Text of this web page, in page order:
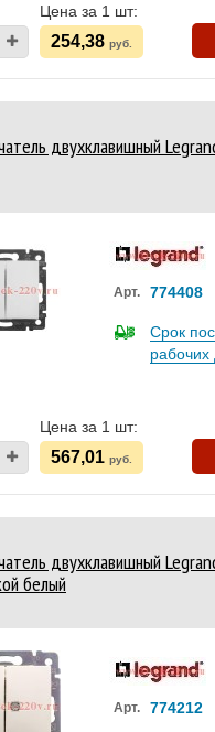
Цена за 1 шт:
254,38 руб.
двухклавишный
Арт. 774408
Срок
рабочих
Цена за 1 шт:
567,01 руб.
двухклавишный
белый
Арт. 774212